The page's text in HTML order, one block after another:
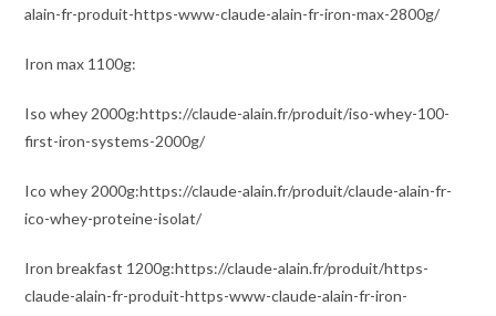
alain-fr-produit-https-www-claude-alain-fr-iron-max-2800g/
Iron max 1100g:
Iso whey 2000g:https://claude-alain.fr/produit/iso-whey-100-
first-iron-systems-2000g/
Ico whey 2000g:https://claude-alain.fr/produit/claude-alain-fr-
ico-whey-proteine-isolat/
Iron breakfast 1200g:https://claude-alain.fr/produit/https-
claude-alain-fr-produit-https-www-claude-alain-fr-iron-